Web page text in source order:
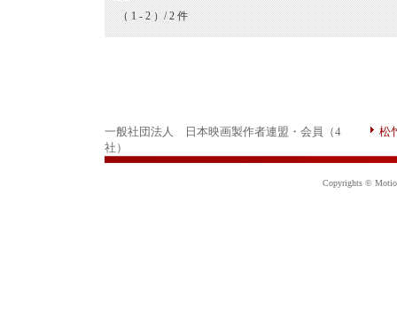
（ 1 - 2 ）/ 2 件
一般社団法人 日本映画製作者連盟・会員（4
社）
松
Copyrights ©